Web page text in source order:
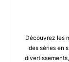
Découvrez les
des séries en